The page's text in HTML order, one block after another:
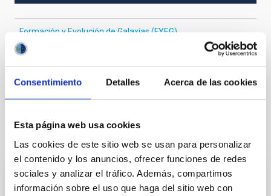
Consentimiento Detalles Acerca de las cookies
Esta página web usa cookies
Las cookies de este sitio web se usan para personalizar
el contenido y los anuncios, ofrecer funciones de redes
sociales y analizar el tráfico. Además, compartimos
información sobre el uso que haga del sitio web con
Formación y Evolución de Galaxias (FYEG)
Instrumentación infrarroja
Instrumentación visible
Núcleos activos de galaxias
Astronomía infrarroja
Emisión contínua de polvo
Te puede interesar
CON ÁRBITRO